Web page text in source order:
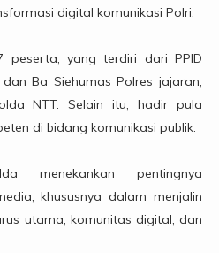
digital komunikasi Polri.
peserta, yang terdiri dari PPID
Ba Siehumas Polres jajaran,
NTT. Selain itu, hadir pula
di bidang komunikasi publik.
menekankan pentingnya
khususnya dalam menjalin
utama, komunitas digital, dan